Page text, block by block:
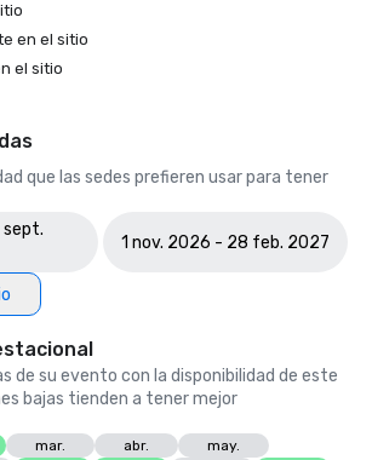
en el sitio
el sitio
que las sedes prefieren usar para tener
1 nov. 2026 - 28 feb. 2027
de su evento con la disponibilidad de este
bajas tienden a tener mejor
mar. abr.
may.